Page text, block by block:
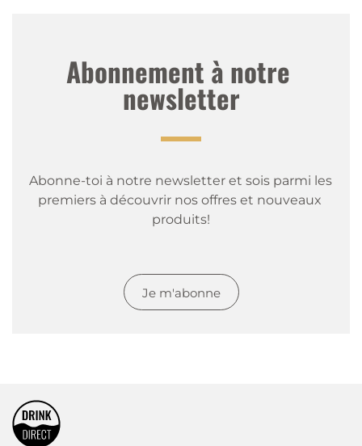
Abonnement à notre
newsletter
Abonne-toi à notre newsletter et sois parmi les
premiers à découvrir nos offres et nouveaux
produits!
Je m'abonne